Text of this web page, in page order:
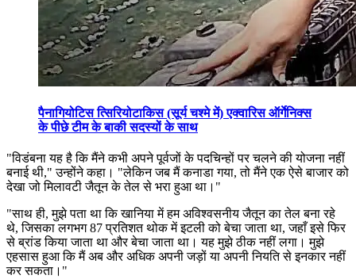
पैनागियोटिस त्सिरियोटाकिस (सूर्य चश्मे में) एक्वारिस ऑर्गेनिक्स
के पीछे टीम के बाकी सदस्यों के साथ
"विडंबना यह है कि मैंने कभी अपने पूर्वजों के पदचिन्हों पर चलने की योजना नहीं
बनाई थी," उन्होंने कहा। "लेकिन जब मैं कनाडा गया, तो मैंने एक ऐसे बाजार को
देखा जो मिलावटी जैतून के तेल से भरा हुआ था।"
"साथ ही, मुझे पता था कि खानिया में हम अविश्वसनीय जैतून का तेल बना रहे
थे, जिसका लगभग 87 प्रतिशत थोक में इटली को बेचा जाता था, जहाँ इसे फिर
से ब्रांड किया जाता था और बेचा जाता था। यह मुझे ठीक नहीं लगा। मुझे
एहसास हुआ कि मैं अब और अधिक अपनी जड़ों या अपनी नियति से इनकार नहीं
कर सकता।"